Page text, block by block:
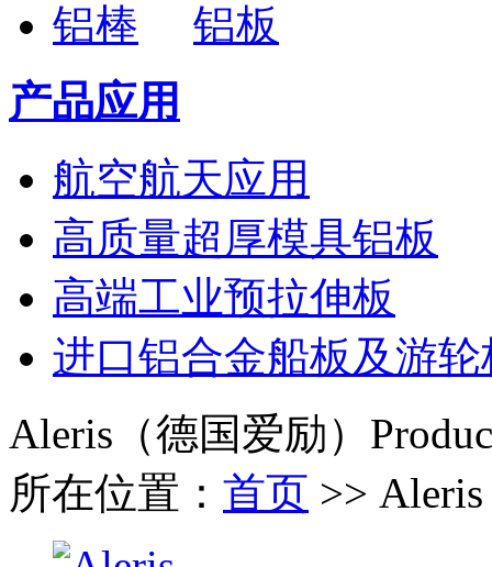
铝棒
铝板
产品应用
航空航天应用
高质量超厚模具铝板
高端工业预拉伸板
进口铝合金船板及游轮
Aleris（德国爱励）
所在位置： 首页 >>